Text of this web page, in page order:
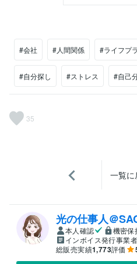
#会社 #人間関係 #ライフプ
#自分探し #ストレス #自己
35
一覧に
光の仕事人＠
本人確認
機密保
インボイス発行事業者
総販売実績1,773評価